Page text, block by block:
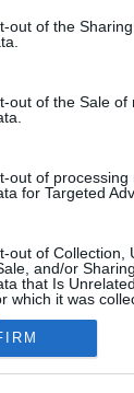
out of the
out of the Sale of
out of processing
for Targeted
out of Collection,
and/or
that Is
which it was
Marco Tajè
3 (presso Famiglia
sono di proprietà
il sito come